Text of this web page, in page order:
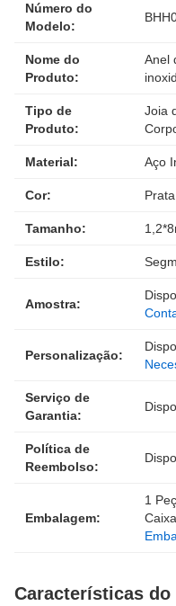
Número do
Modelo:
Nome do
Produto:
Anel
Tipo de
Produto:
Joia
Material: Aço
Cor:
Tamanho:
Estilo:
Amostra:
Personalização:
Serviço de
Garantia:
Política de
Reembolso:
Embalagem:
1
Características do